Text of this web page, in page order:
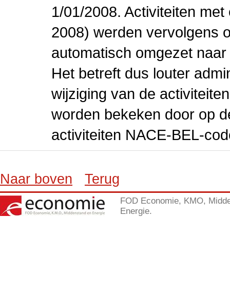
1/01/2008. Activiteiten
2008) werden vervolgens
automatisch omgezet
Het betreft dus louter
wijziging van de
worden bekeken door op
activiteiten NACE-BEL-
Naar boven Terug
FOD Economie, KMO,
Energie.